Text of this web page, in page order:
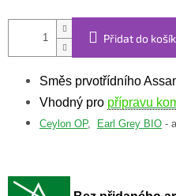
Přidat do
Směs prvotřídního
Vhodný pro přípravu
Ceylon OP, Earl Grey BIO -